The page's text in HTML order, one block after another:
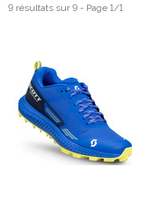
9 résultats sur 9 - Page 1/1